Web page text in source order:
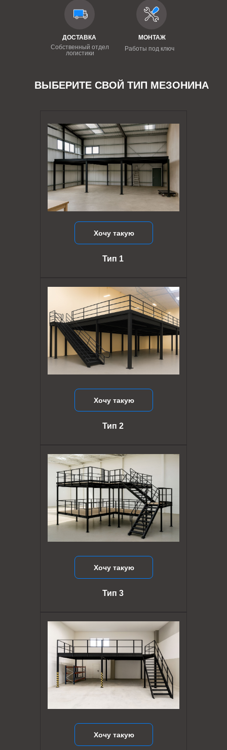
ДОСТАВКА
Собственный отдел
логистики
МОНТАЖ
Работы под ключ
ВЫБЕРИТЕ СВОЙ ТИП МЕЗОНИНА
Хочу такую
Хочу такую
Тип 3
Хочу такую
Тип 2
Хочу такую
Тип 1